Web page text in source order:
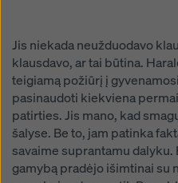
Jis niekada neužduodavo
klausdavo, ar tai būtina.
teigiamą požiūrį į
pasinaudoti kiekviena
patirties. Jis mano, kad
šalyse. Be to, jam patinka
savaime suprantamu dalyku.
gamybą pradėjo išimtinai